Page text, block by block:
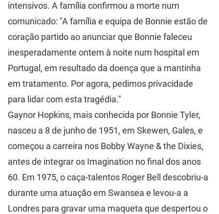
intensivos. A família confirmou a morte num
comunicado: "A família e equipa de Bonnie estão de
coração partido ao anunciar que Bonnie faleceu
inesperadamente ontem à noite num hospital em
Portugal, em resultado da doença que a mantinha
em tratamento. Por agora, pedimos privacidade
para lidar com esta tragédia."
Gaynor Hopkins, mais conhecida por Bonnie Tyler,
nasceu a 8 de junho de 1951, em Skewen, Gales, e
começou a carreira nos Bobby Wayne & the Dixies,
antes de integrar os Imagination no final dos anos
60. Em 1975, o caça-talentos Roger Bell descobriu-a
durante uma atuação em Swansea e levou-a a
Londres para gravar uma maqueta que despertou o